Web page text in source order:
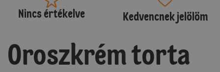
Nincs értékelve Kedvencnek jelölöm
Oroszkrém torta